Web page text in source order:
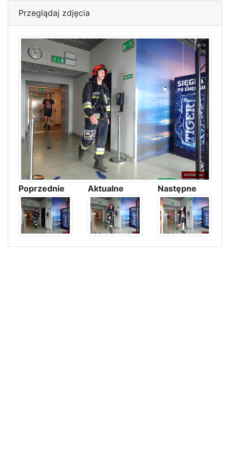
Przeglądaj zdjęcia
Poprzednie Aktualne Następne